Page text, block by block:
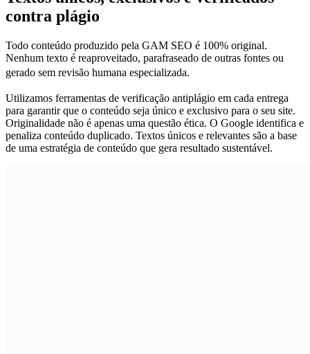
contra plágio
Todo conteúdo produzido pela GAM SEO é 100% original.
Nenhum texto é reaproveitado, parafraseado de outras fontes ou
gerado sem revisão humana especializada.
Utilizamos ferramentas de verificação antiplágio em cada entrega
para garantir que o conteúdo seja único e exclusivo para o seu site.
Originalidade não é apenas uma questão ética. O Google identifica e
penaliza conteúdo duplicado. Textos únicos e relevantes são a base
de uma estratégia de conteúdo que gera resultado sustentável.